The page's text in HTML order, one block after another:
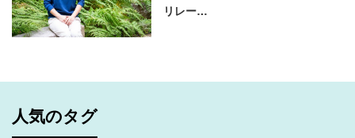
リレー…
人気のタグ